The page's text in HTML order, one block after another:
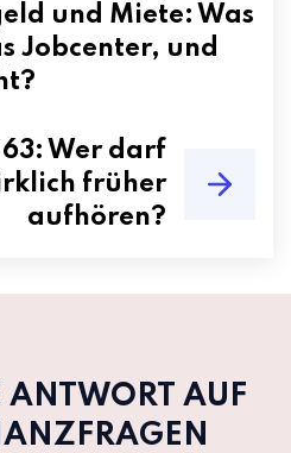
und Miete: Was
Jobcenter, und
Wer darf
früher
aufhören?
ANTWORT AUF